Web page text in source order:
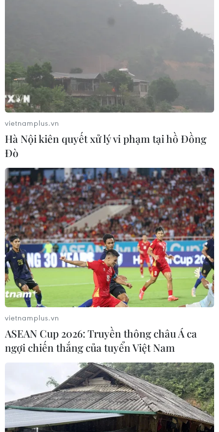
vietnamplus.vn
Hà Nội kiên quyết xử lý vi phạm tại hồ Đồng
Đò
vietnamplus.vn
ASEAN Cup 2026: Truyền thông châu Á ca
ngợi chiến thắng của tuyển Việt Nam